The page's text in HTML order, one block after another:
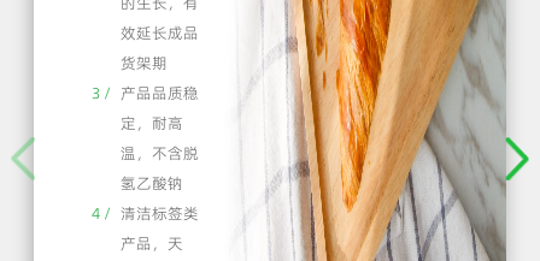
效延长成品
货架期
3 / 产品品质稳
定，耐高
温，不含脱
氢乙酸钠
4 / 清洁标签类
产品，天